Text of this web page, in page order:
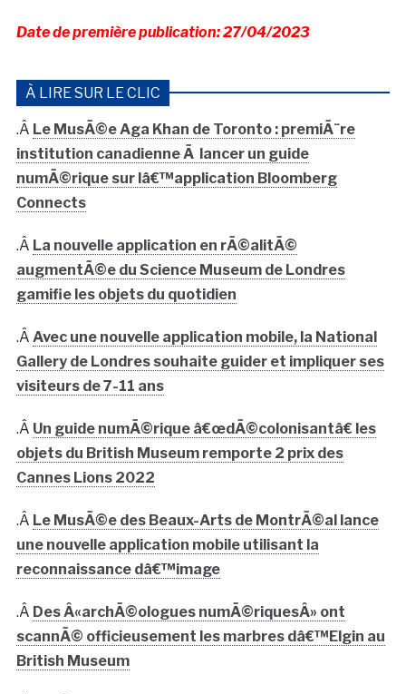
Date de première publication: 27/04/2023
À LIRE SUR LE CLIC
.Â Le MusÃ©e Aga Khan de Toronto : premiÃ¨re
institution canadienne Ã lancer un guide
numÃ©rique sur lâ€™application Bloomberg
Connects
.Â La nouvelle application en rÃ©alitÃ©
augmentÃ©e du Science Museum de Londres
gamifie les objets du quotidien
.Â Avec une nouvelle application mobile, la National
Gallery de Londres souhaite guider et impliquer ses
visiteurs de 7-11 ans
.Â Un guide numÃ©rique â€œdÃ©colonisantâ€ les
objets du British Museum remporte 2 prix des
Cannes Lions 2022
.Â Le MusÃ©e des Beaux-Arts de MontrÃ©al lance
une nouvelle application mobile utilisant la
reconnaissance dâ€™image
.Â Des Â«archÃ©ologues numÃ©riquesÂ» ont
scannÃ© officieusement les marbres dâ€™Elgin au
British Museum